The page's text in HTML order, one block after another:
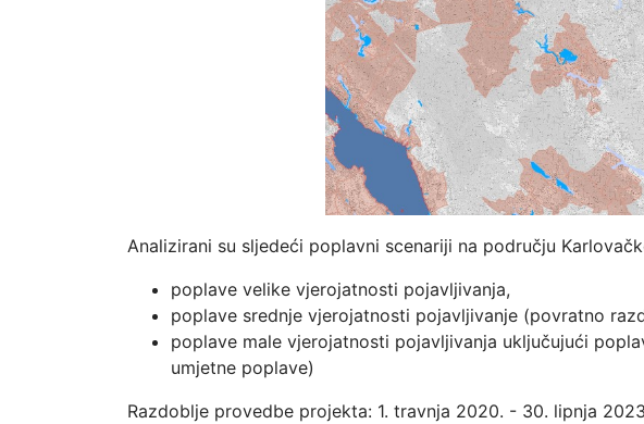
Analizirani su sljedeći poplavni scenariji na području
poplave velike vjerojatnosti pojavljivanja,
poplave srednje vjerojatnosti pojavljivanje (povratno
poplave male vjerojatnosti pojavljivanja uključujući
umjetne poplave)
Razdoblje provedbe projekta: 1. travnja 2020. - 30. lipnja